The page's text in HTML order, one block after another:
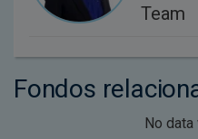
Team
Fondos
No